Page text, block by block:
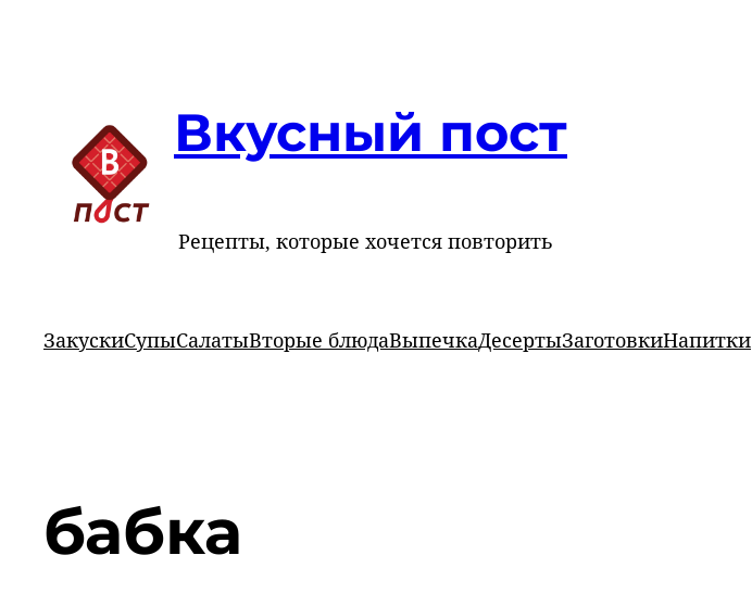
Вкусный пост
Рецепты, которые хочется повторить
ЗакускиСупыСалатыВторые блюдаВыпечкаДесертыЗаготовкиНапитки
бабка